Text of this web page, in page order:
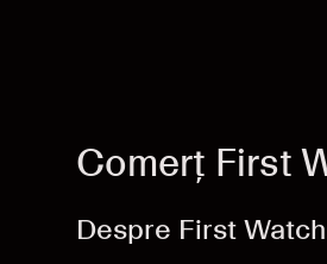
Comerț First
Despre First